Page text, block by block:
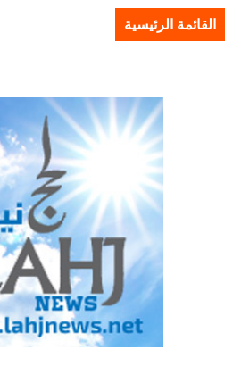
القائمة الرئيسية